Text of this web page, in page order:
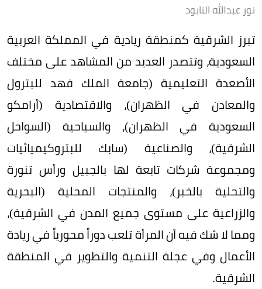
نور عبدالله النابود
تبرز الشرقية كمنطقة ريادية في المملكة العربية
السعودية، وتتصدر العديد من المشاهد على مختلف
الأصعدة التعليمية (جامعة الملك فهد للبترول
والمعادن في الظهران)، والاقتصادية (أرامكو
السعودية في الظهران)، والسياحية (السواحل
الشرقية)، والصناعية (سابك للبتروكيميائيات
ومجموعة شركات تابعة لها بالجبيل ورأس تنورة
والتحلية بالخبر)، والمنتجات المحلية (البحرية
والزراعية على مستوى جميع المدن في الشرقية)،
ومما لا شك فيه أن المرأة تلعب دوراً محورياً في ريادة
الأعمال وفي عجلة التنمية والتطوير في المنطقة
الشرقية.